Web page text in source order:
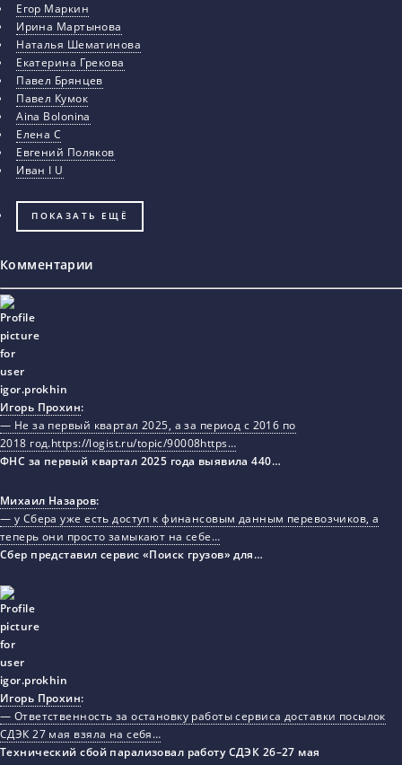
Егор Маркин
Ирина Мартынова
Наталья Шематинова
Екатерина Грекова
Павел Брянцев
Павел Кумок
Aina Bolonina
Елена С
Евгений Поляков
Иван I U
ПОКАЗАТЬ ЕЩЁ
Комментарии
Игорь Прохин:
— Не за первый квартал 2025, а за период с 2016 по
2018 год.https://logist.ru/topic/90008https…
ФНС за первый квартал 2025 года выявила 440…
Михаил Назаров:
— у Сбера уже есть доступ к финансовым данным перевозчиков, а
теперь они просто замыкают на себе…
Сбер представил сервис «Поиск грузов» для…
Игорь Прохин:
— Ответственность за остановку работы сервиса доставки посылок
СДЭК 27 мая взяла на себя…
Технический сбой парализовал работу СДЭК 26–27 мая